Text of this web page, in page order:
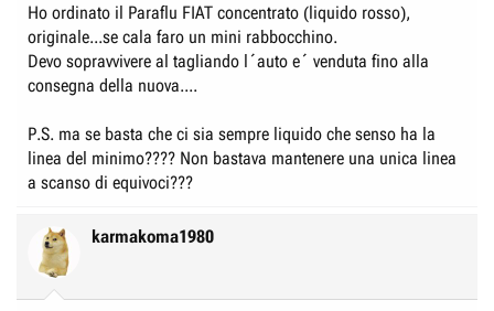
Ho ordinato il Paraflu FIAT concentrato (liquido rosso),
originale...se cala faro un mini rabbocchino.
Devo sopravvivere al tagliando l´auto e´ venduta fino alla
consegna della nuova....
P.S. ma se basta che ci sia sempre liquido che senso ha la
linea del minimo???? Non bastava mantenere una unica linea
a scanso di equivoci???
karmakoma1980